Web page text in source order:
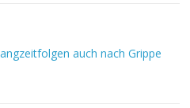
auch nach Grippe